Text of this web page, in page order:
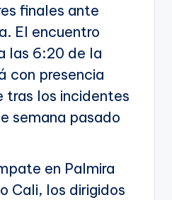
finales ante
El encuentro
las 6:20 de la
con presencia
los incidentes
semana pasado
en Palmira
Cali, los dirigidos